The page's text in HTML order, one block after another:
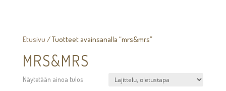
Etusivu / Tuotteet avainsanalla “mrs&mrs”
MRS&MRS
Näytetään ainoa tulos